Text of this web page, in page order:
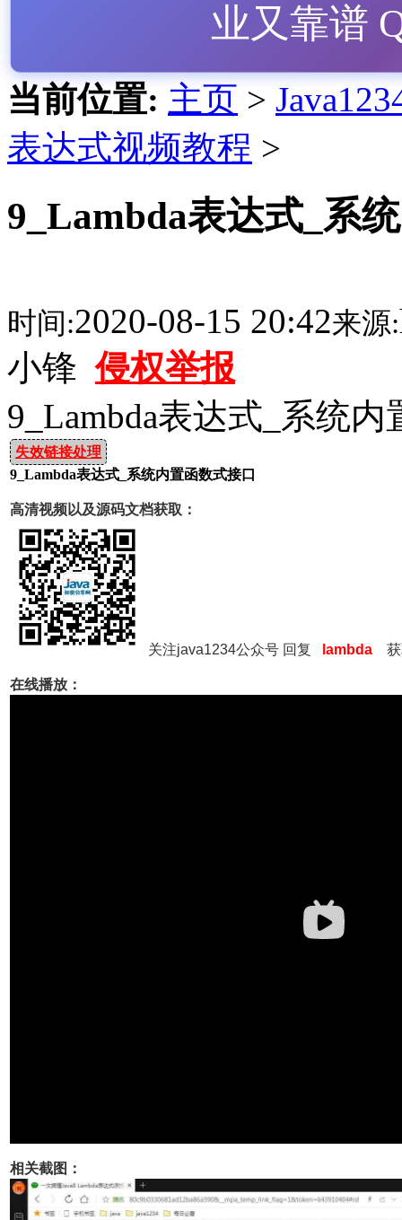
业又靠谱
当前位置: 主页 >
表达式视频教程 >
9_Lambda表达式_系
时间:2020-08-15 20:42来源:
小锋侵权举报
9_Lambda表达式_系统
失效链接处理
9_Lambda表达式_系统内置函数式接口
高清视频以及源码文档获取：
关注java1234公众号 回复 lambda 获
在线播放：
相关截图：